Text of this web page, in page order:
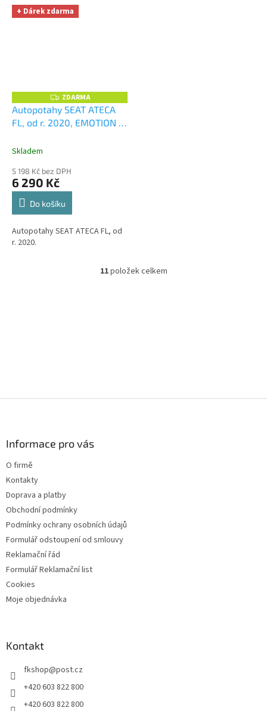
+ Dárek zdarma
Z
D
A
R
ZDARMA
Autopotahy SEAT ATECA
FL, od r. 2020, EMOTION +
úklid Smart Microfiber
Skladem
5 198 Kč bez DPH
6 290 Kč
Do košíku
Autopotahy SEAT ATECA FL, od
r. 2020.
O
k
11položek celkem
Informace pro vás
O firmě
Kontakty
Doprava a platby
Obchodní podmínky
Podmínky ochrany osobních údajů
Formulář odstoupení od smlouvy
Reklamační řád
Formulář Reklamační list
Cookies
Moje objednávka
Kontakt
fkshop@post.cz
+420 603 822 800
+420 603 822 800